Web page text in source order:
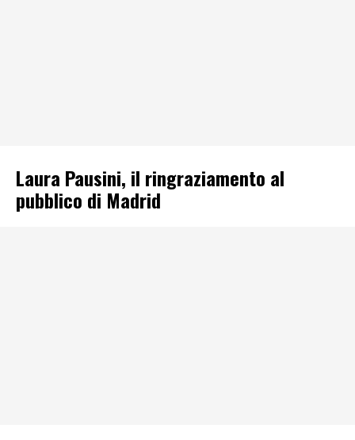
Laura Pausini, il ringraziamento al
pubblico di Madrid